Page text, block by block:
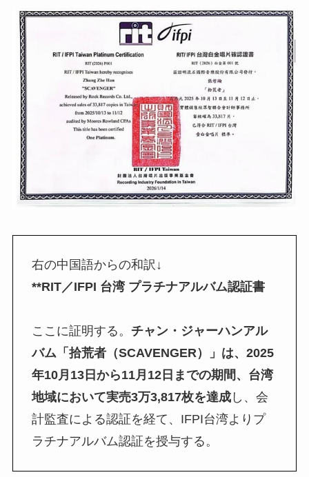
右の中国語からの和訳↓
**RIT／IFPI 台湾 プラチナアルバム認証書
ここに証明する。 チャン・ジャーハンアル
バム「拾荒者（SCAVENGER）」は、2025
年10月13日から11月12日までの期間、台湾
地域において実売3万3,817枚を達成し、会
計監査による認証を経て、IFPI台湾よりプ
ラチナアルバム認証を授与する。